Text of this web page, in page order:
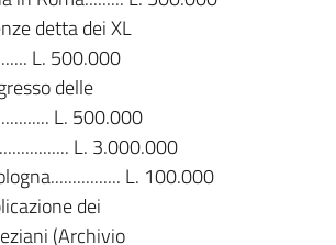
detta dei XL
L. 500.000
delle
L. 500.000
L. 3.000.000
L. 100.000
dei
(Archivio